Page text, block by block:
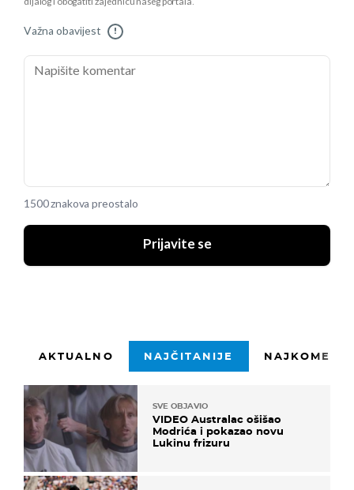
Važna obavijest !
1500 znakova preostalo
Prijavite se
AKTUALNO NAJČITANIJE
SVE OBJAVIO
VIDEO Australac ošišao
Modrića i pokazao novu
Lukinu frizuru